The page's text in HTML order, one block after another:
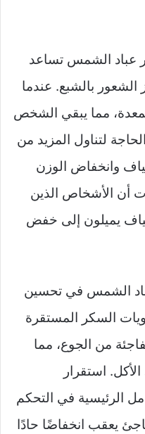
عباد الشمس تساعد
بالشبع. عندما
مما يبقي الشخص
لتناول المزيد من
وانخفاض الوزن
أن الأشخاص الذين
يميلون إلى خفض
الشمس في تحسين
السكر المستقرة
من الجوع، مما
استقرار
الرئيسية في التحكم
يعقب انخفاضًا حادًا